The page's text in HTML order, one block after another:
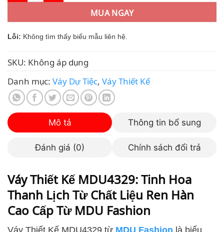
MUA NGAY
Lỗi: Không tìm thấy biểu mẫu liên hệ.
SKU:Không áp dụng
Danh mục:Váy Dự Tiệc,Váy Thiết Kế
Mô tả Thông tin bổ sung
Đánh giá (0) Chính sách đổi trả
Váy Thiết Kế MDU4329: Tinh Hoa
Thanh Lịch Từ Chất Liệu Ren Hàn
Cao Cấp Từ MDU Fashion
Váy Thiết Kế MDU4329 từ MDU Fashion là biểu